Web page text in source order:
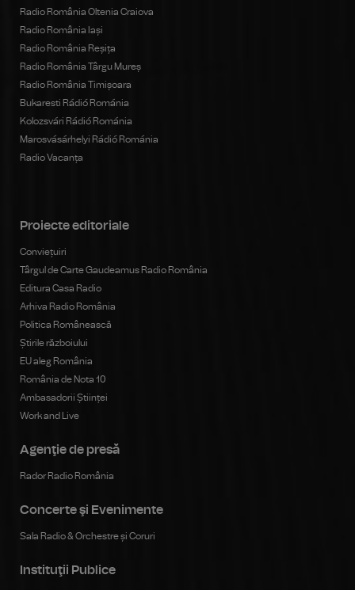
Radio România Oltenia Craiova
Radio România Iași
Radio România Reșița
Radio România Târgu Mureș
Radio România Timișoara
Bukaresti Rádió Románia
Kolozsvári Rádió Románia
Marosvásárhelyi Rádió Románia
Radio Vacanța
Proiecte editoriale
Conviețuiri
Târgul de Carte Gaudeamus Radio România
Editura Casa Radio
Arhiva Radio România
Politica Românească
Știrile războiului
EU aleg România
România de Nota 10
Ambasadorii Științei
Work and Live
Agenţie de presă
Rador Radio România
Concerte şi Evenimente
Sala Radio & Orchestre și Coruri
Instituţii Publice